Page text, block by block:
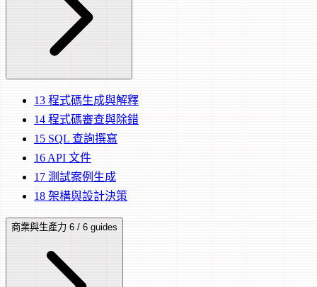
13 程式碼生成與解釋
14 程式碼審查與除錯
15 SQL 查詢撰寫
16 API 文件
17 測試案例生成
18 架構與設計決策
商業與生產力 6 / 6 guides